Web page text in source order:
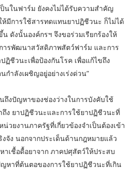
นในฟาร์ม ยังคงไม่ได้รับความสำคัญ
ห้มีการใช้สารทดแทนยาปฏิชีวนะ ก็ไม่ได้
ดังนั้นองค์กรฯ จึงขอร่วมเรียกร้องให้
รพัฒนาสวัสดิภาพสัตว์ฟาร์ม และการ
ฏิชีวนะเพื่อป้องกันโรค เพื่อแก้ไขถึง
ำลังเผชิญอยู่อย่างเร่งด่วน”
ถึงปัญหาของช่องว่างในการบังคับใช้
ถึง ยาปฏิชีวนะและการใช้ยาปฏิชีวนะที่
วยงานภาครัฐที่เกี่ยวข้องจำเป็นต้องเข้า
จัง นอกจากประเด็นด้านกฎหมายแล้ว
เชื้อดื้อยาจาก ภาคปศุสัตว์ให้ประสบ
หาที่ต้นตอของการใช้ยาปฏิชีวนะที่เกิน